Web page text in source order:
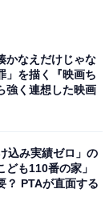
結果を見
かなえだけじゃな
」を描く『映画ち
強く連想した映画
込み実績ゼロ」の
も110番の家」
？ PTAが直面する